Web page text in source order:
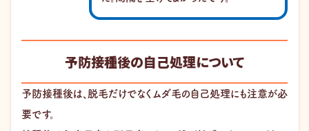
予防接種後の自己処理について
予防接種後は、脱毛だけでなくムダ毛の自己処理にも注意が必
要です。